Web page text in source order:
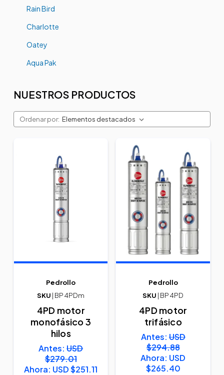
Rain Bird
Charlotte
Oatey
Aqua Pak
NUESTROS PRODUCTOS
Ordenar por:
Pedrollo
SKU | BP 4PDm
4PD motor
monofásico 3
hilos
Antes:USD
$279.01
Ahora: USD $251.11
Pedrollo
SKU | BP 4PD
4PD motor
trifásico
Antes:USD
$294.88
Ahora: USD
$265.40